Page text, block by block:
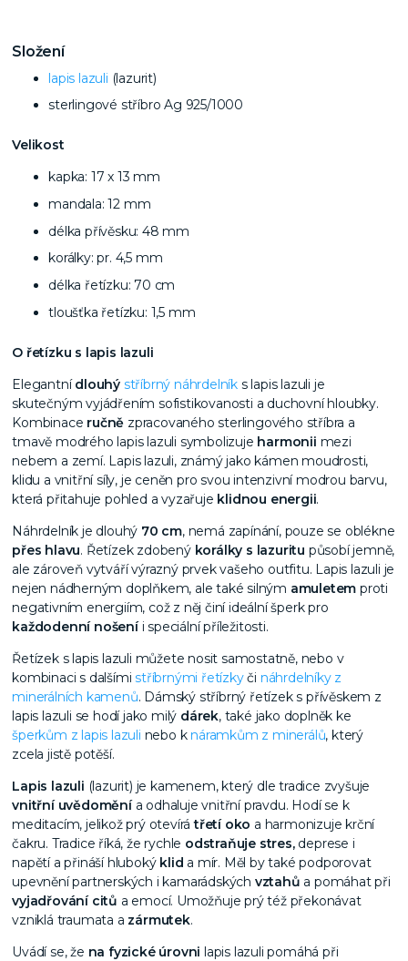
Složení
lapis lazuli (lazurit)
sterlingové stříbro Ag 925/1000
Velikost
kapka: 17 x 13 mm
mandala: 12 mm
délka přívěsku: 48 mm
korálky: pr. 4,5 mm
délka řetízku: 70 cm
tloušťka řetízku: 1,5 mm
O řetízku s lapis lazuli
Elegantnídlouhý stříbrný náhrdelníks lapis lazuli je
skutečným vyjádřením sofistikovanosti a duchovní hloubky.
Kombinace ručně zpracovaného sterlingového stříbra a
tmavě modrého lapis lazuli symbolizuje harmonii mezi
nebem a zemí. Lapis lazuli, známý jako kámen moudrosti,
klidu a vnitřní síly, je ceněn pro svou intenzivní modrou barvu,
která přitahuje pohled a vyzařuje klidnou energii.
Náhrdelník je dlouhý 70 cm, nemá zapínání, pouze se oblékne
přes hlavu. Řetízek zdobený korálky s lazuritu působí jemně,
ale zároveň vytváří výrazný prvek vašeho outfitu. Lapis lazuli je
nejen nádherným doplňkem, ale také silným amuletem proti
negativním energiím, což z něj činí ideální šperk pro
každodenní nošeníi speciální příležitosti.
Řetízek s lapis lazuli můžete nosit samostatně, nebo v
kombinaci s dalšímistříbrnými řetízkyči náhrdelníky z
minerálních kamenů. Dámský stříbrný řetízek s přívěskem z
lapis lazuli se hodí jako milý dárek, také jako doplněk ke
šperkům z lapis lazuli nebo k náramkům z minerálů, který
zcela jistě potěší.
Lapis lazuli (lazurit) je kamenem, který dle tradice zvyšuje
vnitřní uvědoměnía odhaluje vnitřní pravdu. Hodí se k
meditacím, jelikož prý otevírátřetí oko a harmonizuje krční
čakru. Tradice říká, že rychle odstraňuje stres, deprese i
napětí a přináší hluboký klid a mír. Měl by také podporovat
upevnění partnerských i kamarádských vztahů a pomáhat při
vyjadřování citů a emocí. Umožňuje prý též překonávat
vzniklá traumata a zármutek.
Uvádí se, že na fyzické úrovni lapis lazuli pomáhá při